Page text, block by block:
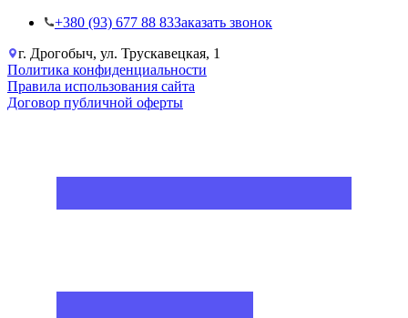
+38‎0 (93) 677 88 83Заказать звонок
г. Дрогобыч, ул. Трускавецкая, 1
Политика конфиденциальности
Правила использования сайта
Договор публичной оферты